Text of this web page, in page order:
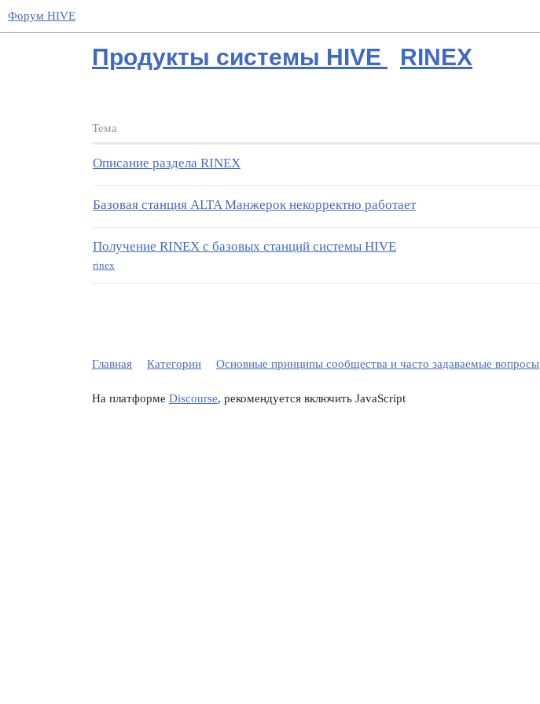
Форум HIVE
Продукты системы HIVE RINEX
Тема
Описание раздела RINEX
Базовая станция ALTA Манжерок некорректно работает
Получение RINEX с базовых станций системы HIVE
rinex
Главная Категории Основные принципы сообщества и часто задаваемые вопросы
На платформе Discourse, рекомендуется включить JavaScript